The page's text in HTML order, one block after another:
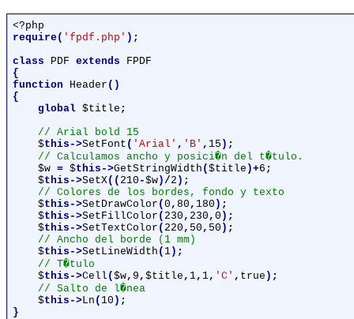
require( 'fpdf.php' );
class
PDF extends
{
function
Header ()
{
    global
$title ;
// Arial bold 15
$this->SetFont ( 'Arial' , 'B' , 15 );
// Calculamos ancho y posici�n del t�tulo.
$w = $this->GetStringWidth ( $title )+6 ;
$this->SetX(( 210 -$w)/2 );
// Colores de los bordes, fondo y texto
$this->SetDrawColor ( 0 , 80 , 180 );
$this->SetFillColor ( 230 , 230 , 0 );
$this->SetTextColor ( 220 , 50 , 50 );
// Ancho del borde (1 mm)
$this->SetLineWidth ( 1);
// T�tulo
$this->Cell ( $w, 9 , $title , 1, 1, 'C' , true );
// Salto de l�nea
$this->Ln ( 10 );
}